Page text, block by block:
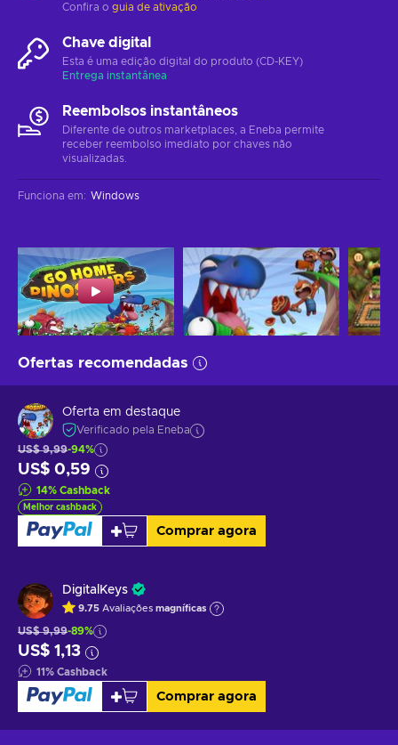
Confira o guia de ativação
Chave digital
Esta é uma edição digital do produto (CD-KEY)
Entrega instantânea
Reembolsos instantâneos
Diferente de outros marketplaces, a Eneba permite
receber reembolso imediato por chaves não
visualizadas.
Funciona em: Windows
Ofertas recomendadas
Oferta em destaque
Verificado pela Eneba
US$ 9,99-94%
US$ 0,59
14% Cashback
Melhor cashback
Comprar agora
DigitalKeys
9.75 Avaliações magníficas
US$ 9,99-89%
US$ 1,13
11% Cashback
Comprar agora